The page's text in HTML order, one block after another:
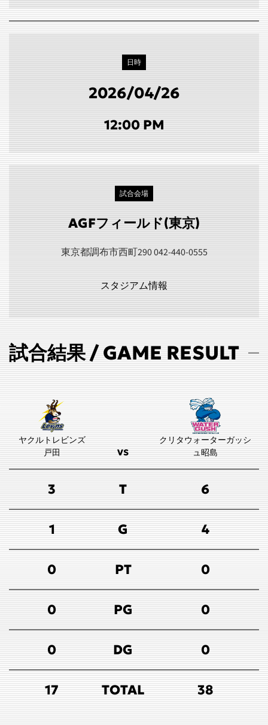
日時
2026/04/26
12:00 PM
試合会場
AGFフィールド(東京)
東京都調布市西町290 042-440-0555
スタジアム情報
試合結果 / GAME RESULT
ヤクルトレビンズ
戸田
VS
クリタウォーターガッシ
ュ昭島
3 T 6
1 G 4
0 PT 0
0 PG 0
0 DG 0
17 TOTAL 38